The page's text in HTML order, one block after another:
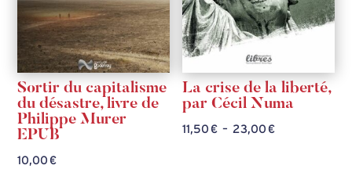
Sortir du capitalisme
du désastre, livre de
Philippe Murer
EPUB
10,00€
La crise de la liberté,
par Cécil Numa
11,50€ – 23,00€Plage